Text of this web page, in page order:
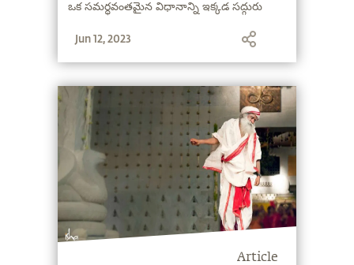
ఒక సమర్ధవంతమైన విధానాన్ని ఇక్కడ సద్గురు
Jun 12, 2023
Article